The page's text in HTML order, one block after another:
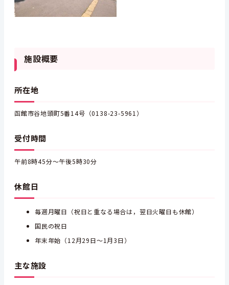
施設概要
所在地
函館市谷地頭町5番14号（0138-23-5961）
受付時間
午前8時45分～午後5時30分
休館日
毎週月曜日（祝日と重なる場合は，翌日火曜日も休館）
国民の祝日
年末年始（12月29日～1月3日）
主な施設